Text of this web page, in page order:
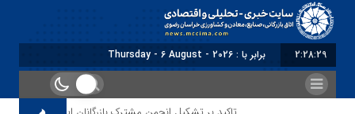
2:28:31 برابر با : Thursday - 6 August - 2026